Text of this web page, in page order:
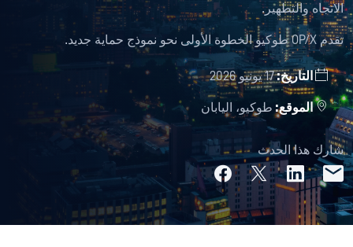
الاتجاه والتطهير.
تقدم OP/X طوكيو الخطوة الأولى نحو نموذج حماية جديد.
التاريخ:17 يونيو 2026
الموقع: طوكيو، اليابان
شارك هذا الحدث